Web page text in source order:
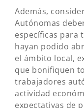
Además,
Autónomas
específicas para
hayan podido
el ámbito local,
que bonifiquen
trabajadores
actividad
expectativas de